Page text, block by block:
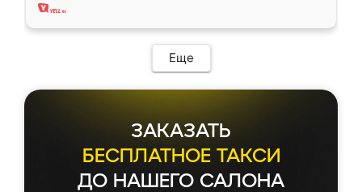
Еще
ЗАКАЗАТЬ
БЕСПЛАТНОЕ ТАКСИ
ДО НАШЕГО САЛОНА